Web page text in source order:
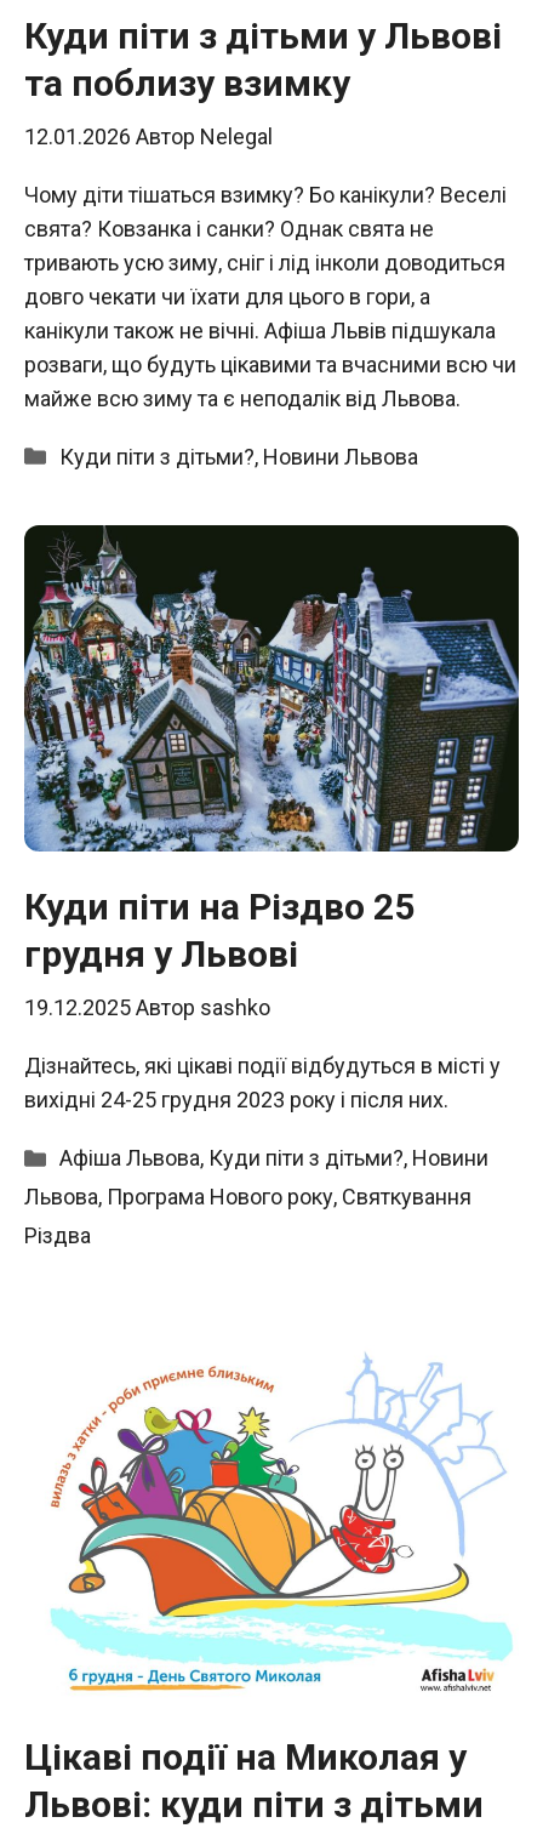
Куди піти з дітьми у Львові
та поблизу взимку
12.01.2026 Автор Nelegal
Чому діти тішаться взимку? Бо канікули? Веселі
свята? Ковзанка і санки? Однак свята не
тривають усю зиму, сніг і лід інколи доводиться
довго чекати чи їхати для цього в гори, а
канікули також не вічні. Афіша Львів підшукала
розваги, що будуть цікавими та вчасними всю чи
майже всю зиму та є неподалік від Львова.
Категорії
Куди піти з дітьми?, Новини Львова
Куди піти на Різдво 25
грудня у Львові
19.12.2025Автор sashko
Дізнайтесь, які цікаві події відбудуться в місті у
вихідні 24-25 грудня 2023 року і після них.
Категорії
Афіша Львова, Куди піти з дітьми?, Новини
Львова, Програма Нового року, Святкування
Різдва
Цікаві події на Миколая у
Львові: куди піти з дітьми